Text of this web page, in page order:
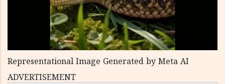
Representational Image Generated by Meta AI
ADVERTISEMENT